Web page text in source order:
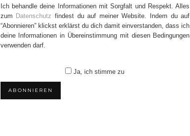
Ich behandle deine Informationen mit Sorgfalt und Respekt. Alles
zum Datenschutz findest du auf meiner Website. Indem du auf
“Abonnieren” klickst erklärst du dich damit einverstanden, dass ich
deine Informationen in Übereinstimmung mit diesen Bedingungen
verwenden darf.
Ja, ich stimme zu
ABONNIEREN